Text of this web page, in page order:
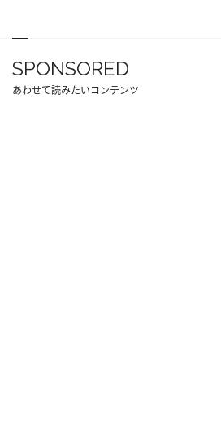
SPONSORED
あわせて読みたいコンテンツ